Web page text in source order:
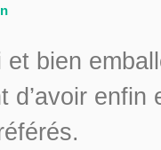
et bien
d’avoir